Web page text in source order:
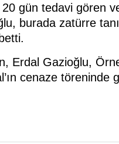
gün tedavi gören
burada zatürre
Erdal Gazioğlu,
cenaze töreninde